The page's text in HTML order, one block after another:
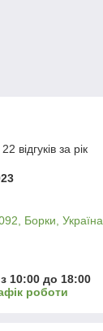
відгуків за рік
Борки, Україна
10:00 до 18:00
роботи